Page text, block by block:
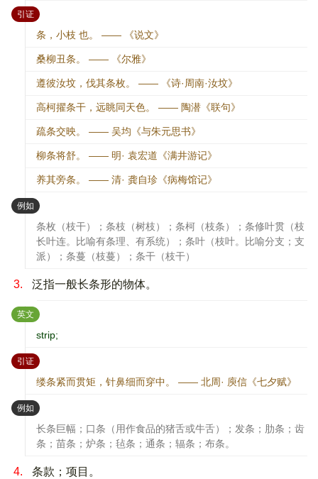
引证：
条，小枝 也。 —— 《说文》
桑柳丑条。 —— 《尔雅》
遵彼汝坟，伐其条枚。 —— 《诗·周南·汝坟》
高柯擢条干，远眺同天色。 —— 陶潜《联句》
疏条交映。 —— 吴均《与朱元思书》
柳条将舒。 —— 明· 袁宏道《满井游记》
养其旁条。 —— 清· 龚自珍《病梅馆记》
例如 ：
条枚（枝干）；条枝（树枝）；条柯（枝条）；条修叶贯（枝
长叶连。比喻有条理、有系统）；条叶（枝叶。比喻分支；支
派）；条蔓（枝蔓）；条干（枝干）
3. 泛指一般长条形的物体。
英文 ：
strip;
引证：
缕条紧而贯矩，针鼻细而穿中。 —— 北周· 庾信《七夕赋》
例如 ：
长条巨幅；口条（用作食品的猪舌或牛舌）；发条；肋条；齿
条；苗条；炉条；毡条；通条；辐条；布条。
4. 条款；项目。